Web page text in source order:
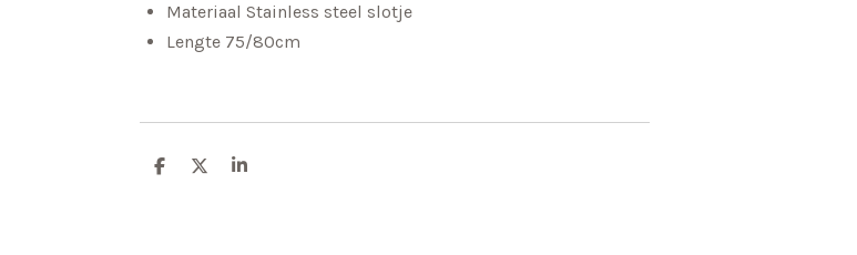
Materiaal Stainless steel slotje
Lengte 75/80cm
D
D
S